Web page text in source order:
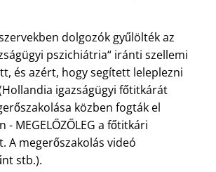
dolgozók gyűlölték az
pszichiátria iránti szellemi
és azért, hogy segített leleplezni
igazságügyi főtitkárát
közben fogták el
MEGELŐZŐLEG a főtitkári
A megerőszakolás videó
stb.).